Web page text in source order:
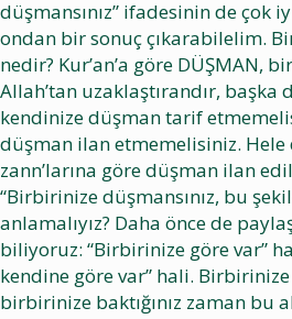
düşmansınız” ifadesinin de çok
ondan bir sonuç çıkarabilelim.
nedir? Kur’an’a göre DÜŞMAN,
Allah’tan uzaklaştırandır, başka
kendinize düşman tarif
düşman ilan etmemelisiniz. Hele
zann’larına göre düşman ilan
“Birbirinize düşmansınız, bu
anlamalıyız? Daha önce de
biliyoruz: “Birbirinize göre var”
kendine göre var” hali. Birbirinize
birbirinize baktığınız zaman bu